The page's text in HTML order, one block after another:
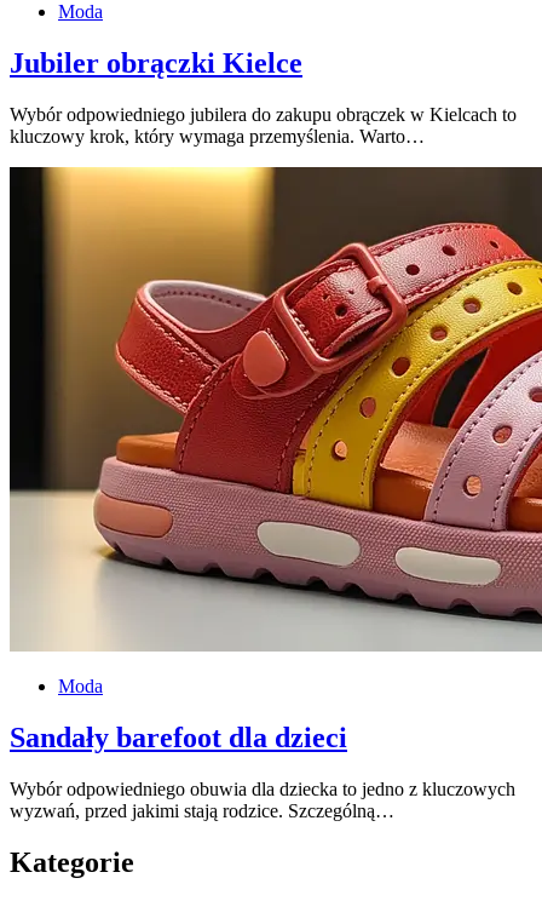
Moda
Jubiler obrączki Kielce
Wybór odpowiedniego jubilera do zakupu obrączek w Kielcach to
kluczowy krok, który wymaga przemyślenia. Warto…
Moda
Sandały barefoot dla dzieci
Wybór odpowiedniego obuwia dla dziecka to jedno z kluczowych
wyzwań, przed jakimi stają rodzice. Szczególną…
Kategorie